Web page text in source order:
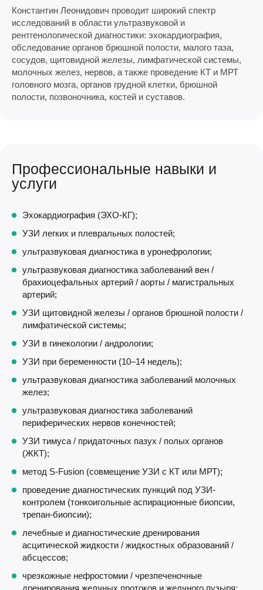
Константин Леонидович проводит широкий спектр
исследований в области ультразвуковой и
рентгенологической диагностики: эхокардиография,
обследование органов брюшной полости, малого таза,
сосудов, щитовидной железы, лимфатической системы,
молочных желез, нервов, а также проведение КТ и МРТ
головного мозга, органов грудной клетки, брюшной
полости, позвоночника, костей и суставов.
Профессиональные навыки и
услуги
Эхокардиография (ЭХО-КГ);
УЗИ легких и плевральных полостей;
ультразвуковая диагностика в уронефрологии;
ультразвуковая диагностика заболеваний вен /
брахиоцефальных артерий / аорты / магистральных
артерий;
УЗИ щитовидной железы / органов брюшной полости /
лимфатической системы;
УЗИ в гинекологии / андрологии;
УЗИ при беременности (10–14 недель);
ультразвуковая диагностика заболеваний молочных
желез;
ультразвуковая диагностика заболеваний
периферических нервов конечностей;
УЗИ тимуса / придаточных пазух / полых органов
(ЖКТ);
метод S-Fusion (совмещение УЗИ с КТ или МРТ);
проведение диагностических пункций под УЗИ-
контролем (тонкоигольные аспирационные биопсии,
трепан-биопсии);
лечебные и диагностические дренирования
асцитической жидкости / жидкостных образований /
абсцессов;
чрезкожные нефростомии / чрезпеченочные
дренирования желчных протоков и желчного пузыря;